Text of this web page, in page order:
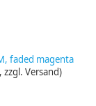
faded magenta
Versand)